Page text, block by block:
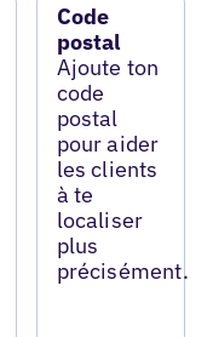
Code
postal
Ajoute ton
code
postal
pour aider
les clients
à te
localiser
plus
précisément.